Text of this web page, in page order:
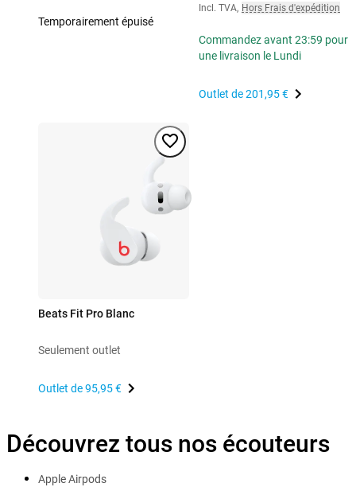
Temporairement épuisé
Incl. TVA, Hors Frais d'expédition
Commandez avant 23:59 pour
une livraison le Lundi
Outlet de201,95 €
Beats Fit Pro Blanc
Seulement outlet
Outlet de95,95 €
Découvrez tous nos écouteurs
Apple Airpods